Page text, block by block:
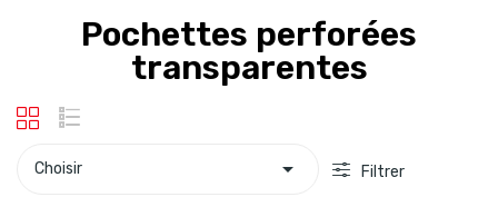
Pochettes perforées
transparentes
Choisir  Filtrer